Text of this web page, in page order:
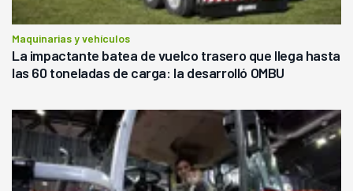
Maquinarias y vehículos
La impactante batea de vuelco trasero que llega hasta
las 60 toneladas de carga: la desarrolló OMBU